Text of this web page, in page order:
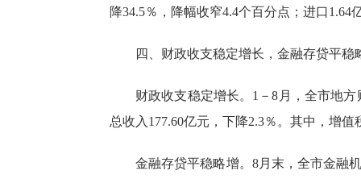
降34.5％，降幅收窄4.4个百分点；进口
四、财政收支稳定增长，金融存贷平稳
财政收支稳定增长。 1－8月，全市地方
总收入177.60亿元，下降2.3％。其中，增值
金融存贷平稳略增。 8月末，全市金融